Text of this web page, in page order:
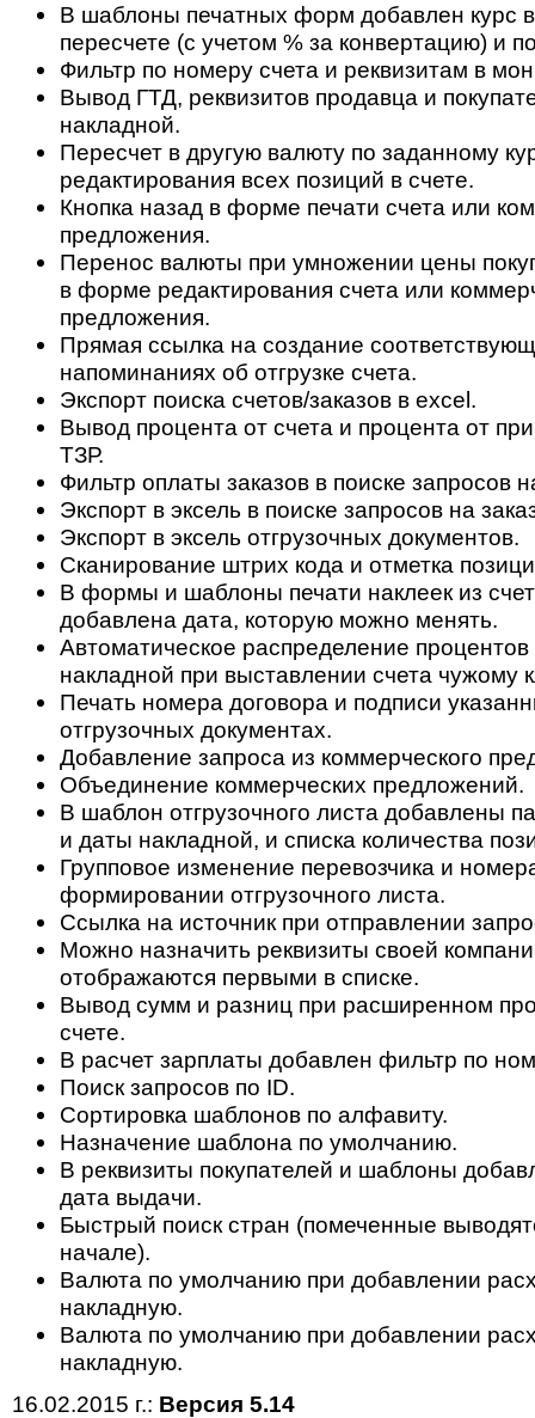
В шаблоны печатных форм добавлен курс
пересчете (с учетом % за конвертацию) и
Фильтр по номеру счета и реквизитам в
Вывод ГТД, реквизитов продавца и
накладной.
Пересчет в другую валюту по заданному
редактирования всех позиций в счете.
Кнопка назад в форме печати счета или
предложения.
Перенос валюты при умножении цены
в форме редактирования счета или
предложения.
Прямая ссылка на создание
напоминаниях об отгрузке счета.
Экспорт поиска счетов/заказов в excel.
Вывод процента от счета и процента от
ТЗР.
Фильтр оплаты заказов в поиске запросов
Экспорт в эксель в поиске запросов на
Экспорт в эксель отгрузочных документов.
Сканирование штрих кода и отметка
В формы и шаблоны печати наклеек из
добавлена дата, которую можно менять.
Автоматическое распределение процентов
накладной при выставлении счета чужому
Печать номера договора и подписи
отгрузочных документах.
Добавление запроса из коммерческого
Объединение коммерческих предложений.
В шаблон отгрузочного листа добавлены
и даты накладной, и списка количества
Групповое изменение перевозчика и
формировании отгрузочного листа.
Ссылка на источник при отправлении
Можно назначить реквизиты своей
отображаются первыми в списке.
Вывод сумм и разниц при расширенном
счете.
В расчет зарплаты добавлен фильтр по
Поиск запросов по ID.
Сортировка шаблонов по алфавиту.
Назначение шаблона по умолчанию.
В реквизиты покупателей и шаблоны
дата выдачи.
Быстрый поиск стран (помеченные
начале).
Валюта по умолчанию при добавлении
накладную.
Валюта по умолчанию при добавлении
накладную.
16.02.2015 г.: Версия 5.14